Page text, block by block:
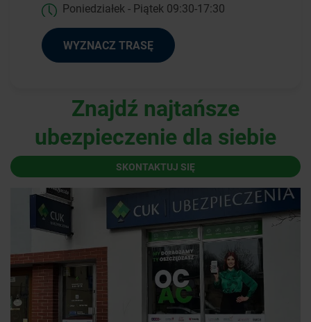
Poniedziałek - Piątek 09:30-17:30
WYZNACZ TRASĘ
Znajdź najtańsze
ubezpieczenie dla siebie
SKONTAKTUJ SIĘ